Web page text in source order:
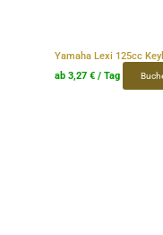
Yamaha Lexi 125cc
ab 3,27 €/ Tag